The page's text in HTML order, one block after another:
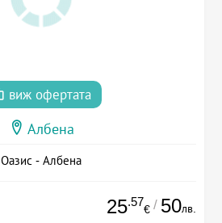
виж офертата
Албена
Оазис - Албена
25.57
€ / 50лв.